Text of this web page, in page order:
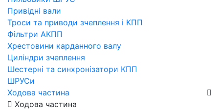
Привідні вали
Троси та приводи зчеплення і КПП
Фільтри АКПП
Хрестовини карданного валу
Циліндри зчеплення
Шестерні та синхронізатори КПП
ШРУСи
Ходова частина
Ходова частина